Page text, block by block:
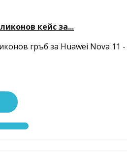
кейс за...
гръб за Huawei Nova 11 -